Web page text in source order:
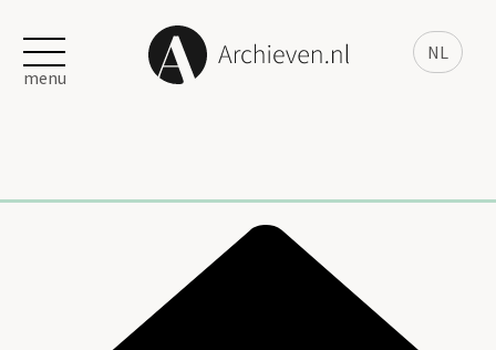
NL
menu